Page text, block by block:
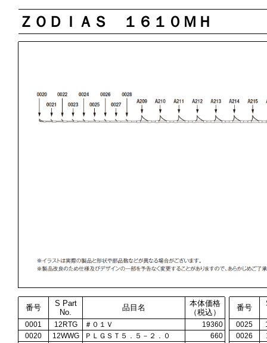
ＺＯＤＩＡＳ １６１０ＭＨ
番号
S Part
No.
品目名
本体価格
（税込）
番号
0001 12RTG ＃０１Ｖ 19360 0025
0020
12WWG ＰＬＧＳＴ５．５－２．０ 660 0026